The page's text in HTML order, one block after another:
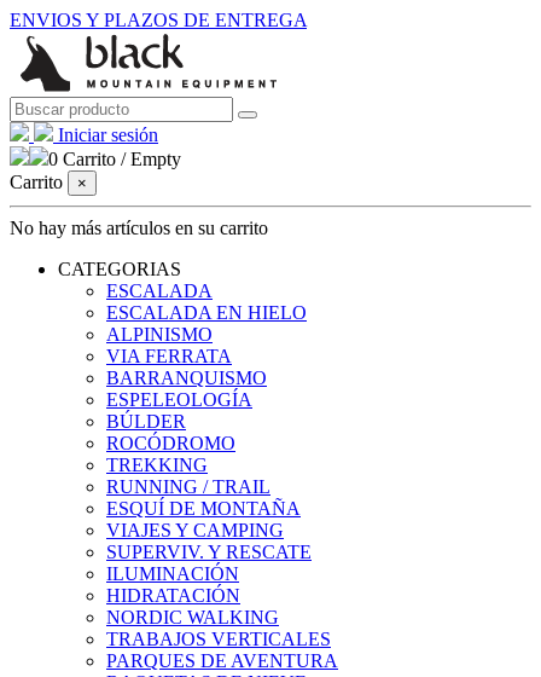
ENVIOS Y PLAZOS DE ENTREGA
Iniciar sesión
0 Carrito /Empty
Carrito
×
No hay más artículos en su carrito
CATEGORIAS
ESCALADA
ESCALADA EN HIELO
ALPINISMO
VIA FERRATA
BARRANQUISMO
ESPELEOLOGÍA
BÚLDER
ROCÓDROMO
TREKKING
RUNNING / TRAIL
ESQUÍ DE MONTAÑA
VIAJES Y CAMPING
SUPERVIV. Y RESCATE
ILUMINACIÓN
HIDRATACIÓN
NORDIC WALKING
TRABAJOS VERTICALES
PARQUES DE AVENTURA